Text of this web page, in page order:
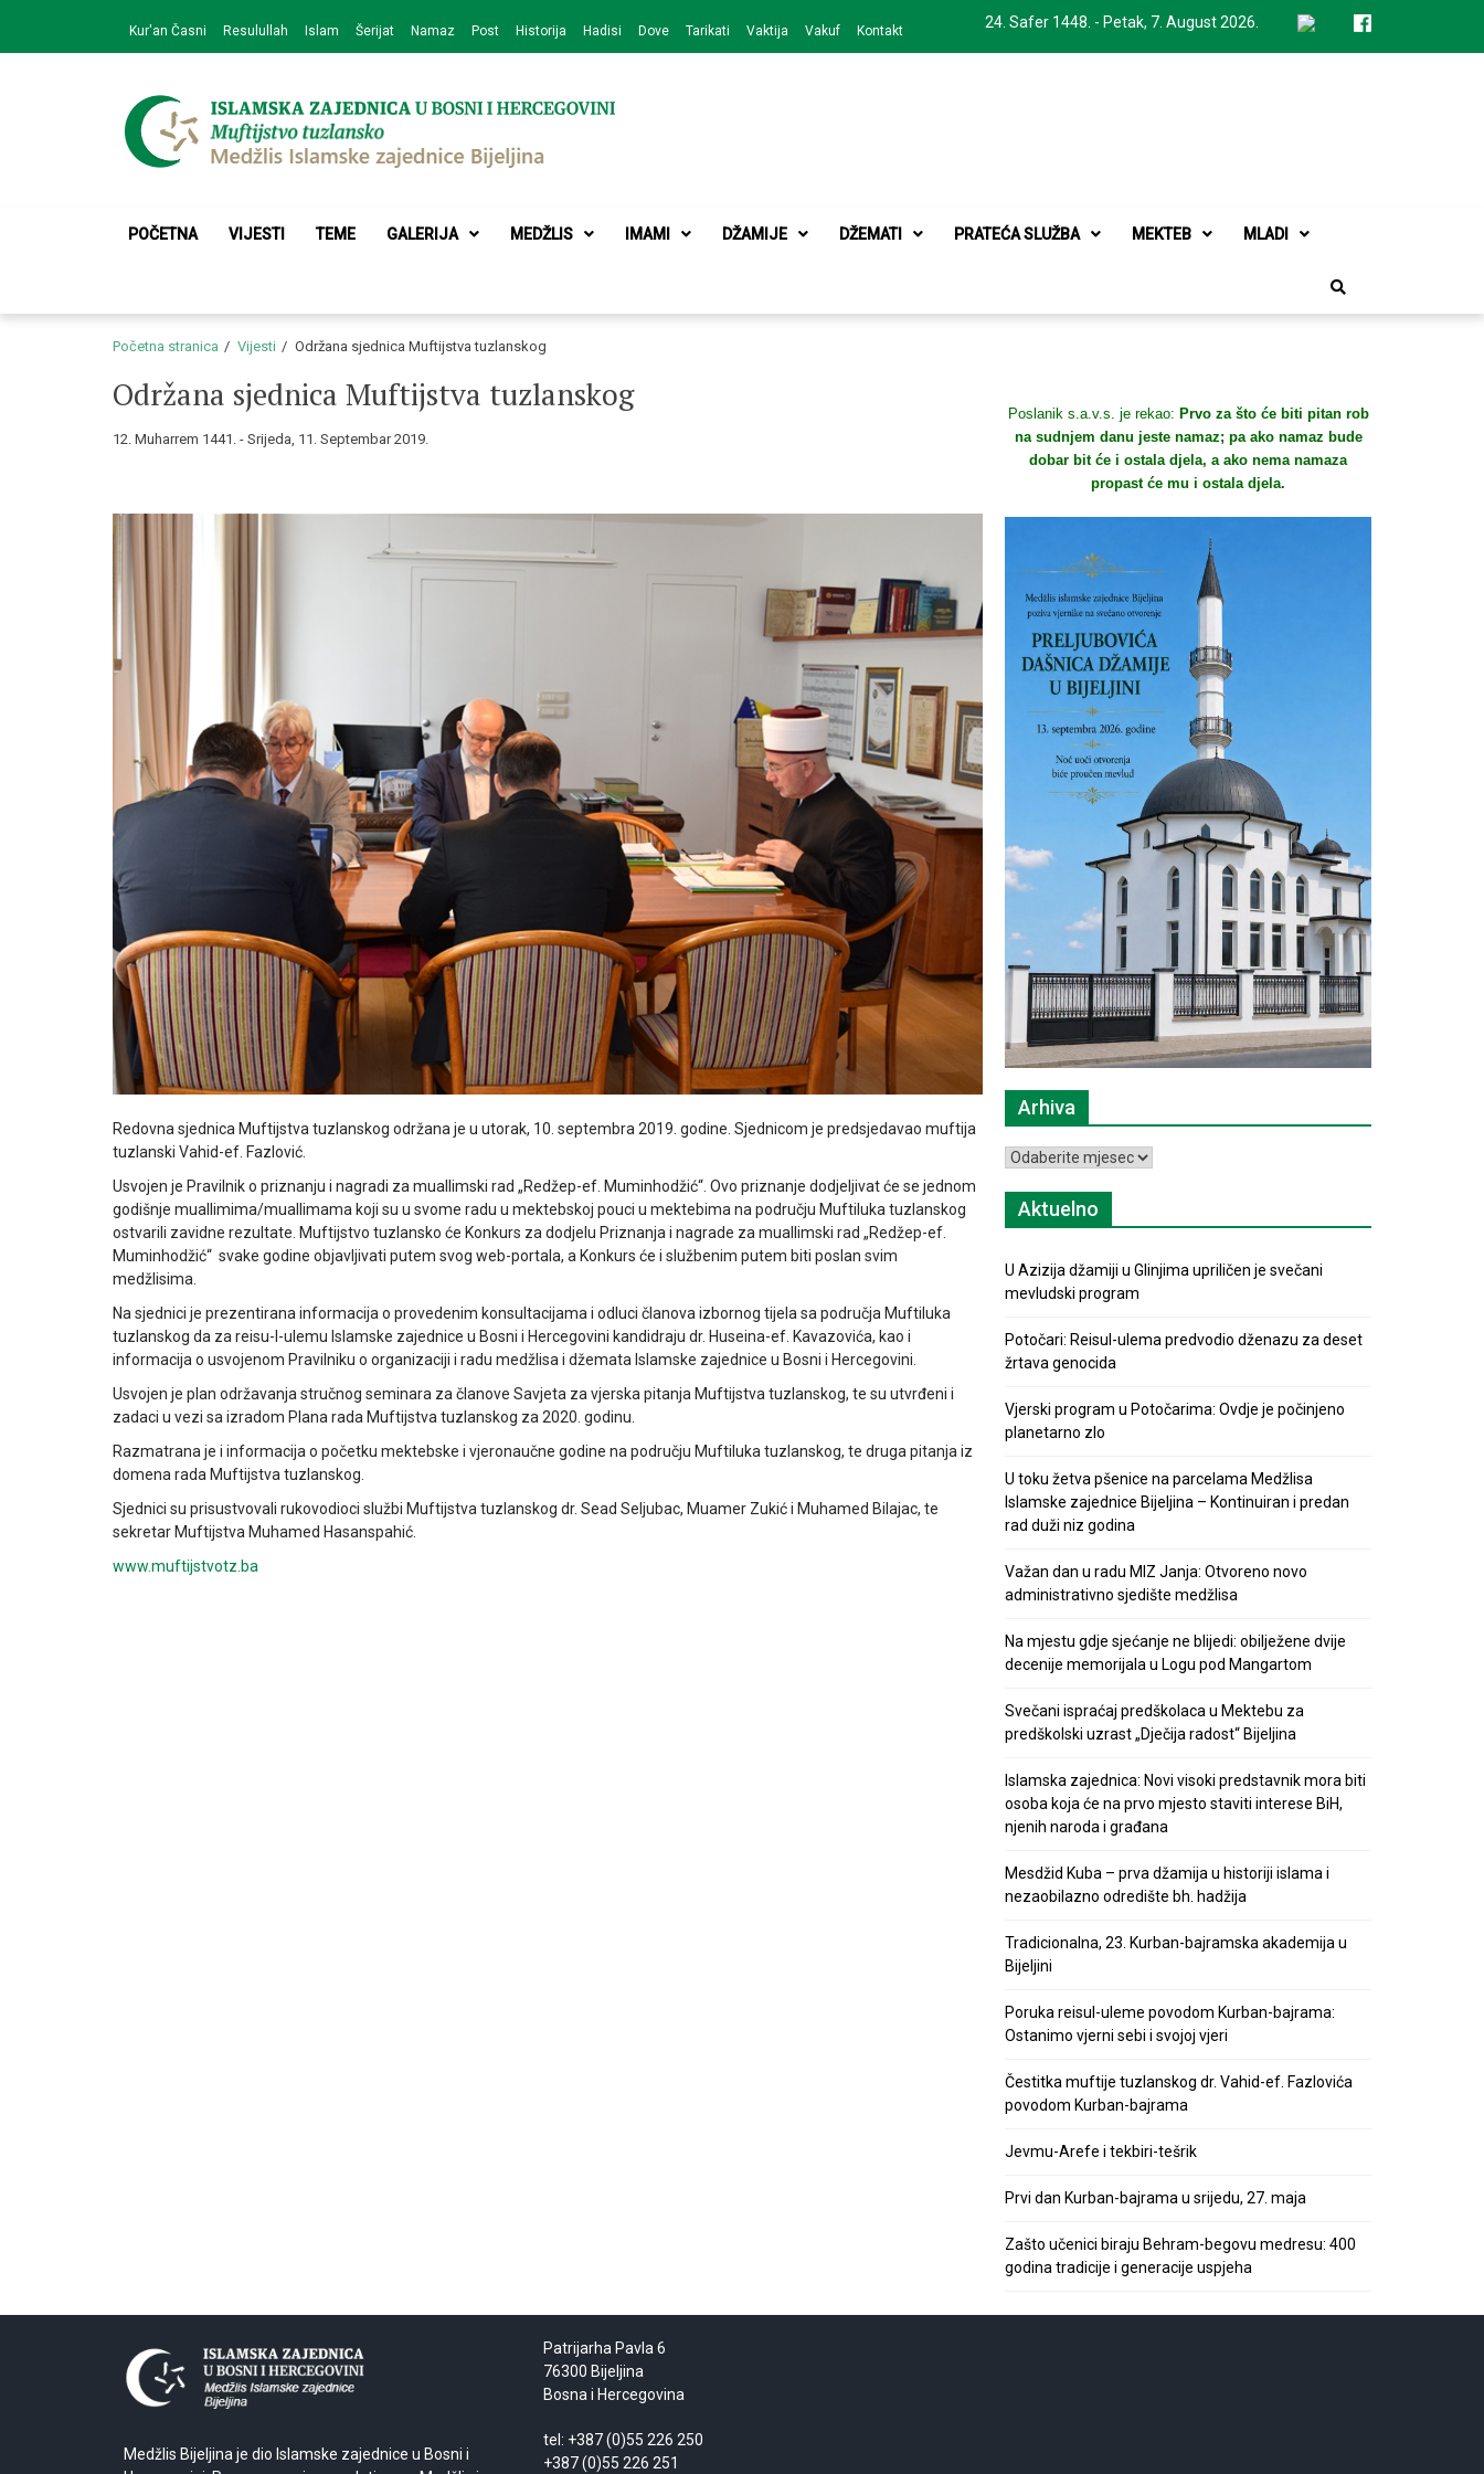
navigation
content
24. Safer 1448. - Petak, 7. August 2026.
Kur'an Časni Resulullah Islam Šerijat Namaz Post Historija Hadisi Dove Tarikati Vaktija Vakuf Kontakt
Medžlis Islamske zajednice Bijeljina
POČETNA VIJESTI TEME GALERIJA MEDŽLIS IMAMI DŽAMIJE DŽEMATI PRATEĆA SLUŽBA MEKTEB MLADI
Početna stranica Vijesti Održana sjednica Muftijstva tuzlanskog
Održana sjednica Muftijstva tuzlanskog
12. Muharrem 1441. - Srijeda, 11. Septembar 2019.
Redovna sjednica Muftijstva tuzlanskog održana je u utorak, 10. septembra 2019. godine. Sjednicom je predsjedavao muftija
tuzlanski Vahid-ef. Fazlović.
Usvojen je Pravilnik o priznanju i nagradi za muallimski rad „Redžep-ef. Muminhodžić“. Ovo priznanje dodjeljivat će se jednom
godišnje muallimima/muallimama koji su u svome radu u mektebskoj pouci u mektebima na području Muftiluka tuzlanskog
ostvarili zavidne rezultate. Muftijstvo tuzlansko će Konkurs za dodjelu Priznanja i nagrade za muallimski rad „Redžep-ef.
Muminhodžić“ svake godine objavljivati putem svog web-portala, a Konkurs će i službenim putem biti poslan svim
medžlisima.
Na sjednici je prezentirana informacija o provedenim konsultacijama i odluci članova izbornog tijela sa područja Muftiluka
tuzlanskog da za reisu-l-ulemu Islamske zajednice u Bosni i Hercegovini kandidraju dr. Huseina-ef. Kavazovića, kao i
informacija o usvojenom Pravilniku o organizaciji i radu medžlisa i džemata Islamske zajednice u Bosni i Hercegovini.
Usvojen je plan održavanja stručnog seminara za članove Savjeta za vjerska pitanja Muftijstva tuzlanskog, te su utvrđeni i
zadaci u vezi sa izradom Plana rada Muftijstva tuzlanskog za 2020. godinu.
Razmatrana je i informacija o početku mektebske i vjeronaučne godine na području Muftiluka tuzlanskog, te druga pitanja iz
domena rada Muftijstva tuzlanskog.
Sjednici su prisustvovali rukovodioci službi Muftijstva tuzlanskog dr. Sead Seljubac, Muamer Zukić i Muhamed Bilajac, te
sekretar Muftijstva Muhamed Hasanspahić.
www.muftijstvotz.ba
Poslanik s.a.v.s. je rekao: Prvo za što će biti pitan rob
na sudnjem danu jeste namaz; pa ako namaz bude
dobar bit će i ostala djela, a ako nema namaza
propast će mu i ostala djela.
Arhiva
Arhiva
Aktuelno
U Azizija džamiji u Glinjima upriličen je svečani
mevludski program
Potočari: Reisul-ulema predvodio dženazu za deset
žrtava genocida
Vjerski program u Potočarima: Ovdje je počinjeno
planetarno zlo
U toku žetva pšenice na parcelama Medžlisa
Islamske zajednice Bijeljina – Kontinuiran i predan
rad duži niz godina
Važan dan u radu MIZ Janja: Otvoreno novo
administrativno sjedište medžlisa
Na mjestu gdje sjećanje ne blijedi: obilježene dvije
decenije memorijala u Logu pod Mangartom
Svečani ispraćaj predškolaca u Mektebu za
predškolski uzrast „Dječija radost“ Bijeljina
Islamska zajednica: Novi visoki predstavnik mora biti
osoba koja će na prvo mjesto staviti interese BiH,
njenih naroda i građana
Mesdžid Kuba – prva džamija u historiji islama i
nezaobilazno odredište bh. hadžija
Tradicionalna, 23. Kurban-bajramska akademija u
Bijeljini
Poruka reisul-uleme povodom Kurban-bajrama:
Ostanimo vjerni sebi i svojoj vjeri
Čestitka muftije tuzlanskog dr. Vahid-ef. Fazlovića
povodom Kurban-bajrama
Jevmu-Arefe i tekbiri-tešrik
Prvi dan Kurban-bajrama u srijedu, 27. maja
Zašto učenici biraju Behram-begovu medresu: 400
godina tradicije i generacije uspjeha
Medžlis Bijeljina je dio Islamske zajednice u Bosni i
Patrijarha Pavla 6
76300 Bijeljina
Bosna i Hercegovina
tel: +387 (0)55 226 250
+387 (0)55 226 251